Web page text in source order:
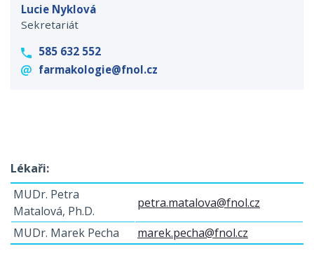
Lucie Nyklová
Sekretariát
585 632 552
farmakologie@fnol.cz
Lékaři:
MUDr. Petra
Matalová, Ph.D.
petra.matalova@fnol.cz
MUDr. Marek Pecha
marek.pecha@fnol.cz